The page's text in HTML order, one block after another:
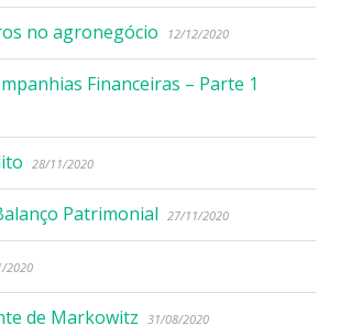
no agronegócio 12/12/2020
Financeiras – Parte 1
28/11/2020
Patrimonial 27/11/2020
2020
de Markowitz 31/08/2020